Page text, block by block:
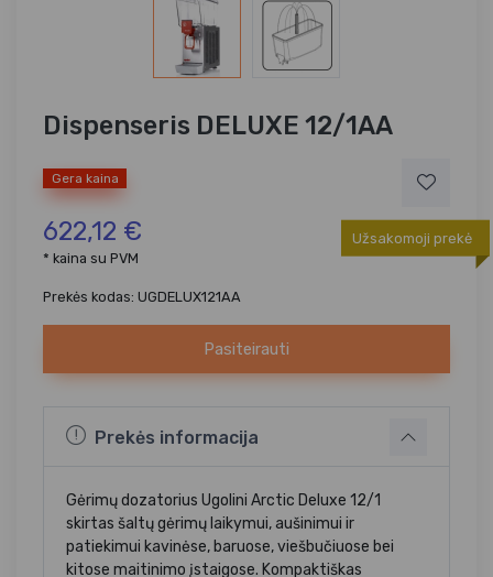
Dispenseris DELUXE 12/1AA
Gera kaina
622,12 €
Užsakomoji prekė
* kaina su PVM
Prekės kodas: UGDELUX121AA
Pasiteirauti
Prekės informacija
Gėrimų dozatorius Ugolini Arctic Deluxe 12/1
skirtas šaltų gėrimų laikymui, aušinimui ir
patiekimui kavinėse, baruose, viešbučiuose bei
kitose maitinimo įstaigose. Kompaktiškas